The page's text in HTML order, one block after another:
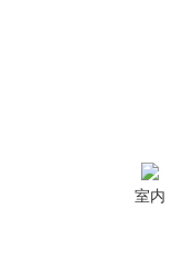
室内